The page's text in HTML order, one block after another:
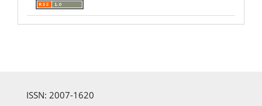
ISSN: 2007-1620